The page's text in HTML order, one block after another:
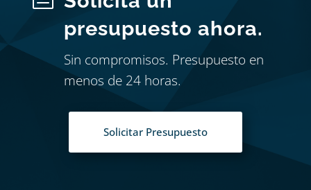
presupuesto ahora.
Sin compromisos. Presupuesto en
menos de 24 horas.
Solicitar Presupuesto